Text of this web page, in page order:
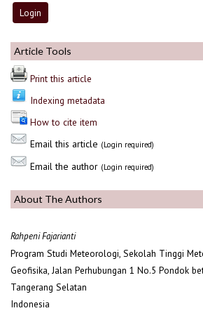
Article Tools
Print this article
Indexing metadata
How to cite item
Email this article (Login required)
Email the author (Login required)
About The Authors
Rahpeni Fajarianti
Program Studi Meteorologi, Sekolah Tinggi
Geofisika, Jalan Perhubungan 1 No.5 Pondok
Tangerang Selatan
Indonesia